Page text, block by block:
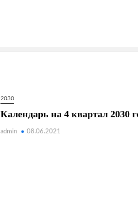
2030
Календарь на 4 квартал 2030
admin 08.06.2021